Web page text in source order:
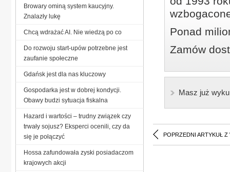
Ponad
Zamów
Masz już
POPRZEDNI ARTYKUŁ Z
Browary ominą system kaucyjny.
Znalazły lukę
Chcą wdrażać AI. Nie wiedzą po co
Do rozwoju start-upów potrzebne jest
zaufanie społeczne
Gdańsk jest dla nas kluczowy
Gospodarka jest w dobrej kondycji.
Obawy budzi sytuacja fiskalna
Hazard i wartości – trudny związek czy
trwały sojusz? Eksperci ocenili, czy da
się je połączyć
Hossa zafundowała zyski posiadaczom
krajowych akcji